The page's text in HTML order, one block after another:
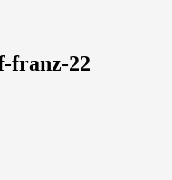
franz-22